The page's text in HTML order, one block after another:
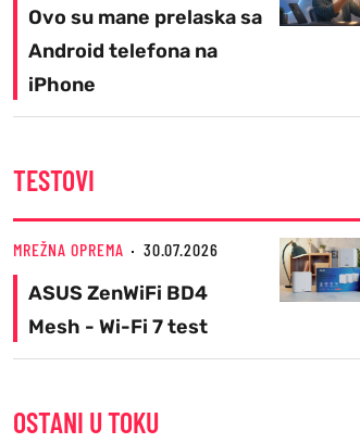
Ovo su mane prelaska sa
Android telefona na
iPhone
TESTOVI
MREŽNA OPREMA 30.07.2026
ASUS ZenWiFi BD4
Mesh - Wi-Fi 7 test
OSTANI U TOKU